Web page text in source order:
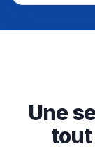
Une
tout